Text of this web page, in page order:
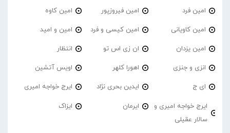
امین فرد امین فیروزپور امین کاوه
امین کاویانی امین کیسی و فرد امین و امید
امین یزدان ان زی اس تو انتظار
انزی و جنزی اهورا کلهر اویس آتشین
ای ج ایدین بحری نژاد ایرج خواجه امیری
ایرج خواجه امیری و
سالار عقیلی
ایرمان ایزاک